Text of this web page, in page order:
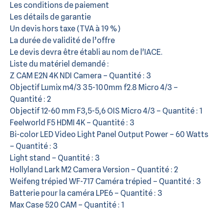
Les conditions de paiement
Les détails de garantie
Un devis hors taxe (TVA à 19 %)
La durée de validité de l’offre
Le devis devra être établi au nom de l'IACE.
Liste du matériel demandé :
Z CAM E2N 4K NDI Camera – Quantité : 3
Objectif Lumix m4/3 35-100mm f2.8 Micro 4/3 –
Quantité : 2
Objectif 12-60 mm F3,5-5,6 OIS Micro 4/3 – Quantité : 1
Feelworld F5 HDMI 4K – Quantité : 3
Bi-color LED Video Light Panel Output Power – 60 Watts
– Quantité : 3
Light stand – Quantité : 3
Hollyland Lark M2 Camera Version – Quantité : 2
Weifeng trépied WF-717 Caméra trépied – Quantité : 3
Batterie pour la caméra LPE6 – Quantité : 3
Max Case 520 CAM – Quantité : 1